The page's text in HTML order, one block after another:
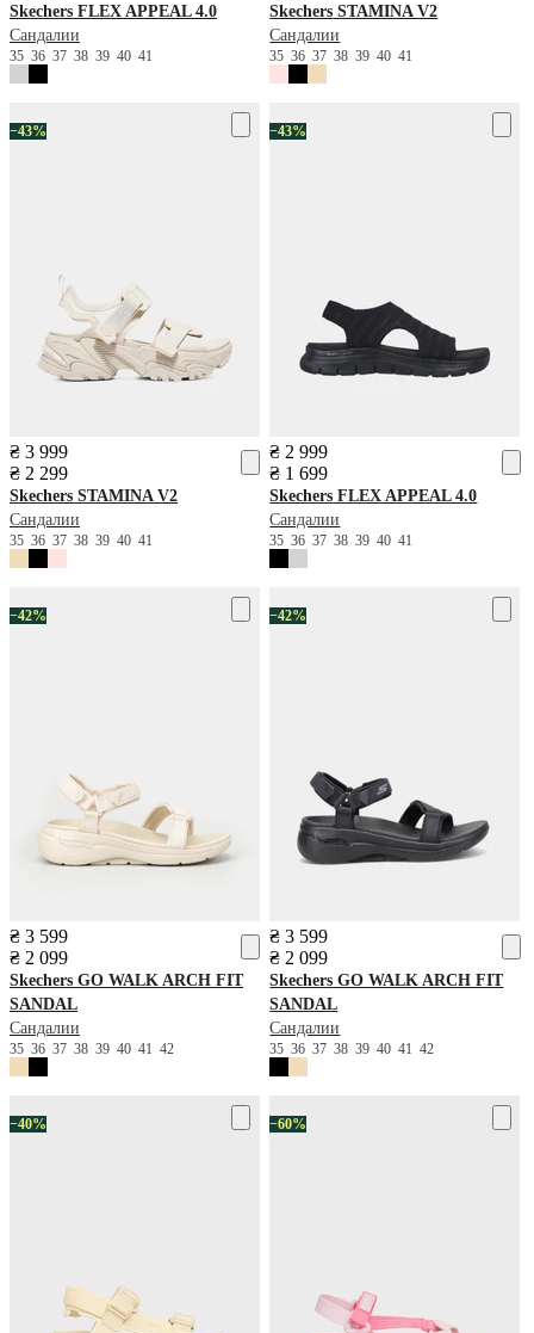
Skechers FLEX APPEAL 4.0
Сандалии
35 36 37 38 39 40 41
Skechers STAMINA V2
Сандалии
35363738394041
−43%
₴ 3 999
₴ 2 299
Skechers STAMINA V2
Сандалии
35 36 37 38 39 40 41
−43%
₴ 2 999
₴ 1 699
Skechers FLEX APPEAL 4.0
Сандалии
35363738394041
−42%
₴ 3 599
₴ 2 099
Skechers GO WALK ARCH FIT
SANDAL
Сандалии
35 36 37 38 39 40 41 42
−42%
₴ 3 599
₴ 2 099
Skechers GO WALK ARCH FIT
SANDAL
Сандалии
3536373839404142
−40% −60%